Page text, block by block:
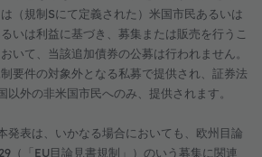
（規制Sにて定義された）米国市民あるいは
いは利益に基づき、募集または販売を行うこ
いて、当該追加債券の公募は行われません。
要件の対象外となる私募で提供され、証券法
以外の非米国市民へのみ、提供されます。
発表は、いかなる場合においても、欧州目論
（「EU目論見書規制」）のいう募集に関連